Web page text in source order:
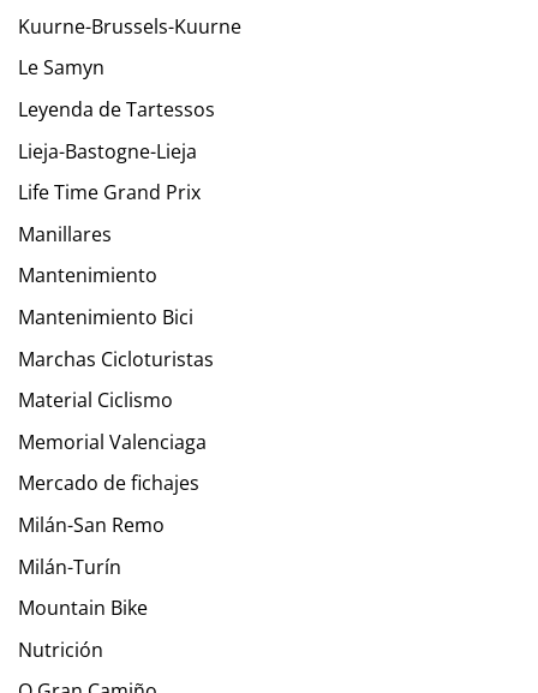
Kuurne-Brussels-Kuurne
Le Samyn
Leyenda de Tartessos
Lieja-Bastogne-Lieja
Life Time Grand Prix
Manillares
Mantenimiento
Mantenimiento Bici
Marchas Cicloturistas
Material Ciclismo
Memorial Valenciaga
Mercado de fichajes
Milán-San Remo
Milán-Turín
Mountain Bike
Nutrición